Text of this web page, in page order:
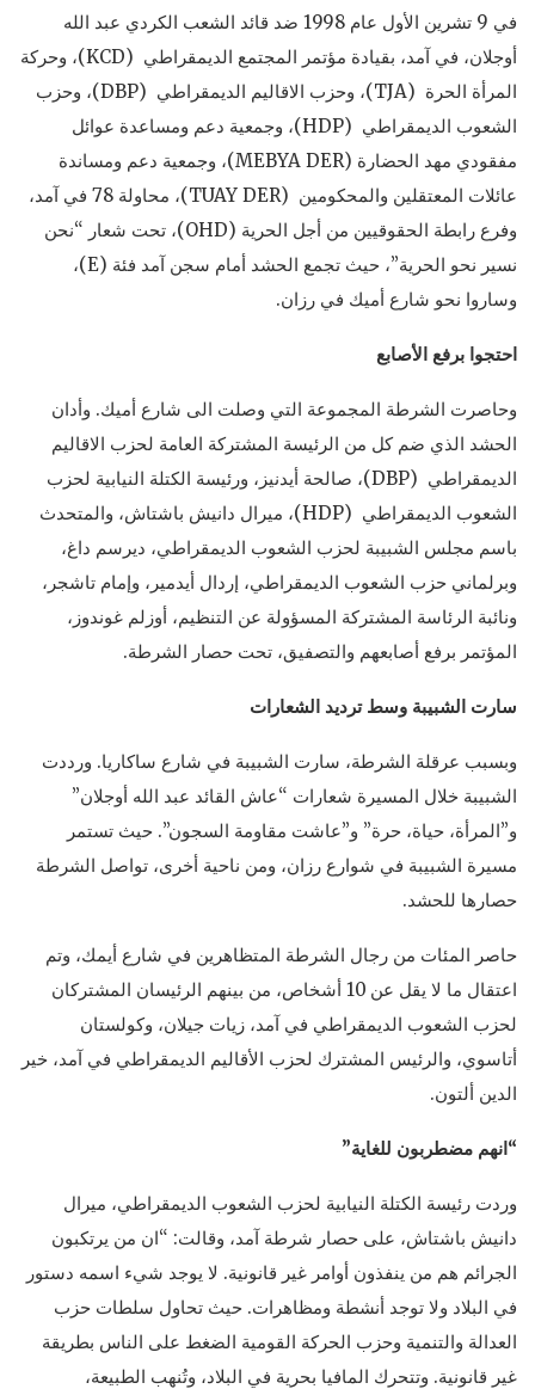
في 9 تشرين الأول عام 1998 ضد قائد الشعب الكردي عبد الله
أوجلان، في آمد، بقيادة مؤتمر المجتمع الديمقراطي (KCD)، وحركة
المرأة الحرة (TJA)، وحزب الاقاليم الديمقراطي (DBP)، وحزب
الشعوب الديمقراطي (HDP)، وجمعية دعم ومساعدة عوائل
مفقودي مهد الحضارة (‏MEBYA DER‏)، وجمعية دعم ومساندة
عائلات المعتقلين والمحكومين (TUAY DER)، محاولة 78 في آمد،
وفرع رابطة الحقوقيين من أجل الحرية (OHD)، تحت شعار “نحن
نسير نحو الحرية”، حيث تجمع الحشد أمام سجن آمد فئة (E)،
وساروا نحو شارع أميك في رزان.
احتجوا برفع الأصابع
وحاصرت الشرطة المجموعة التي وصلت الى شارع أميك. وأدان
الحشد الذي ضم كل من الرئيسة المشتركة العامة لحزب الاقاليم
الديمقراطي (DBP)، صالحة أيدنيز، ورئيسة الكتلة النيابية لحزب
الشعوب الديمقراطي (HDP)، ميرال دانيش باشتاش، والمتحدث
باسم مجلس الشبيبة لحزب الشعوب الديمقراطي، ديرسم داغ،
وبرلماني حزب الشعوب الديمقراطي، إردال أيدمير، وإمام تاشجر،
ونائبة الرئاسة المشتركة المسؤولة عن التنظيم، أوزلم غوندوز،
المؤتمر برفع أصابعهم والتصفيق، تحت حصار الشرطة.
سارت الشبيبة وسط ترديد الشعارات
وبسبب عرقلة الشرطة، سارت الشبيبة في شارع ساكاريا. ورددت
الشبيبة خلال المسيرة شعارات “عاش القائد عبد الله أوجلان”
و”المرأة، حياة، حرة” و”عاشت مقاومة السجون”. حيث تستمر
مسيرة الشبيبة في شوارع رزان، ومن ناحية أخرى، تواصل الشرطة
حصارها للحشد.
حاصر المئات من رجال الشرطة المتظاهرين في شارع أيمك، وتم
اعتقال ما لا يقل عن 10 أشخاص، من بينهم الرئيسان المشتركان
لحزب الشعوب الديمقراطي في آمد، زيات جيلان، وكولستان
أتاسوي، والرئيس المشترك لحزب الأقاليم الديمقراطي في آمد، خير
الدين ألتون.
“انهم مضطربون للغاية”
وردت رئيسة الكتلة النيابية لحزب الشعوب الديمقراطي، ميرال
دانيش باشتاش، على حصار شرطة آمد، وقالت: “ان من يرتكبون
الجرائم هم من ينفذون أوامر غير قانونية. لا يوجد شيء اسمه دستور
في البلاد ولا توجد أنشطة ومظاهرات. حيث تحاول سلطات حزب
العدالة والتنمية وحزب الحركة القومية الضغط على الناس بطريقة
غير قانونية. وتتحرك المافيا بحرية في البلاد، وتُنهب الطبيعة،